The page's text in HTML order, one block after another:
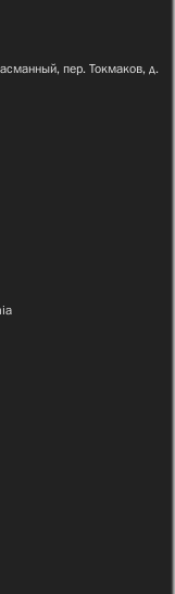
пер. Токмаков, д.